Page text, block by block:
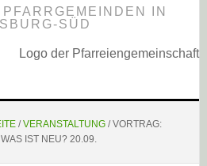
IN
SÜD
/ VERANSTALTUNG /VORTRAG:
IST NEU? 20.09.